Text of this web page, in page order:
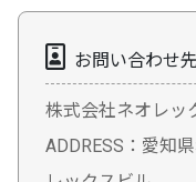
お問い合わせ先
株式会社ネオレッ
ADDRESS：愛知